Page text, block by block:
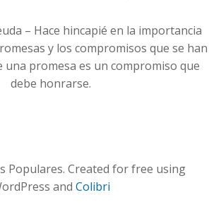
– Hace hincapié en la importancia
y los compromisos que se han
una promesa es un compromiso que
debe honrarse.
Populares. Created for free using
and Colibri